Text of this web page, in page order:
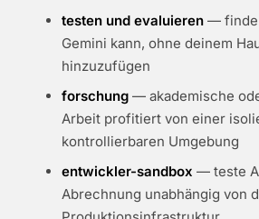
testen und evaluieren — finde
Gemini kann, ohne deinem
hinzuzufügen
forschung — akademische
Arbeit profitiert von einer
kontrollierbaren Umgebung
entwickler-sandbox — teste
Abrechnung unabhängig von